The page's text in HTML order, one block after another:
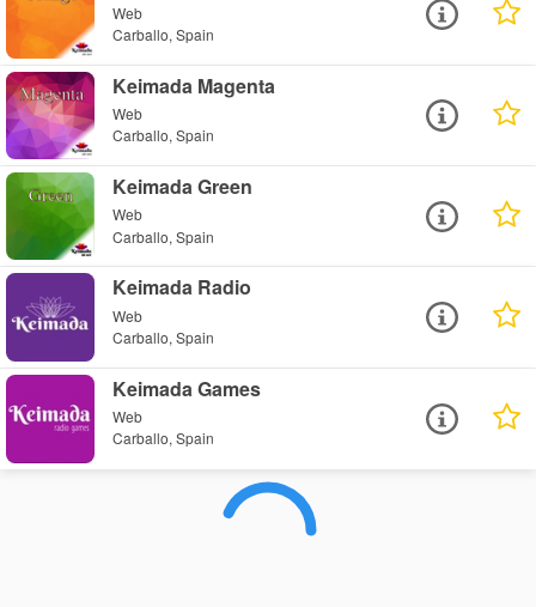
Web
Carballo, Spain
Keimada Magenta
Web
Carballo, Spain
Keimada Green
Web
Carballo, Spain
Keimada Radio
Web
Carballo, Spain
Keimada Games
Web
Carballo, Spain